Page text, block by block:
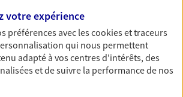
Garaud
AXA Epargne et Protection
votre expérience
préférences avec lescookies et traceurs
qui nous permettent
adapté à vos centres d'intérêts, des
et de suivre la performance de nos